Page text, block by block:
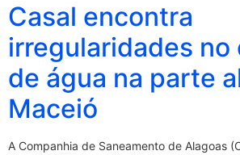
Casal encontra
irregularidades no
de água na parte
Maceió
A Companhia de Saneamento de Alagoas